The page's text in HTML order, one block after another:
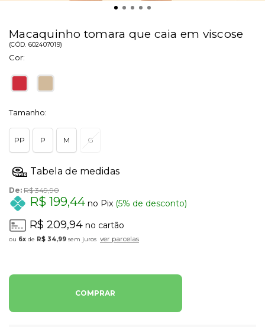
Macaquinho tomara que caia em viscose
(CÓD. 602407019)
Cor:
Tamanho:
PP P M G
De: R$ 349,90
R$ 199,44 no Pix (5% de desconto)
R$ 209,94 no cartão
6x de R$ 34,99 sem juros ver parcelas
COMPRAR